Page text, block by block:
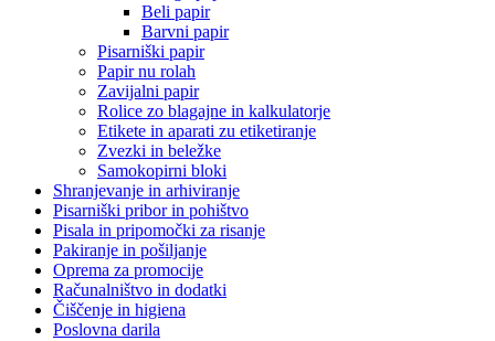
Beli papir
Barvni papir
Pisarniški papir
Papir nu rolah
Zavijalni papir
Rolice zo blagajne in kalkulatorje
Etikete in aparati zu etiketiranje
Zvezki in beležke
Samokopirni bloki
Shranjevanje in arhiviranje
Pisarniški pribor in pohištvo
Pisala in pripomočki za risanje
Pakiranje in pošiljanje
Oprema za promocije
Računalništvo in dodatki
Čiščenje in higiena
Poslovna darila